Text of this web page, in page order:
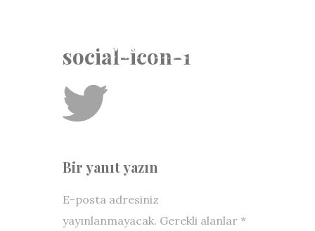
social-icon-1
Bir yanıt yazın
E-posta adresiniz
yayınlanmayacak. Gerekli alanlar *